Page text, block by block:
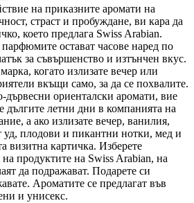
на приказните аромати на
страст и пробуждане, ви кара да
което предлага Swiss Arabian.
остават часове наред по
за съвършенство и изтънчен вкус.
когато излизате вечер или
вкъщи само, за да се похвалите.
ориенталски аромати, вие
дългите летни дни в компанията на
а ако излизате вечер, ванилия,
уд, плодови и пикантни нотки, мед и
визитна картичка. Изберете
продуктите на Swiss Arabian, на
да подражават. Подарете си
Ароматите се предлагат във
и унисекс.